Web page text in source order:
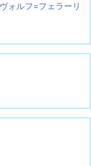
ォルフ=フェラーリ